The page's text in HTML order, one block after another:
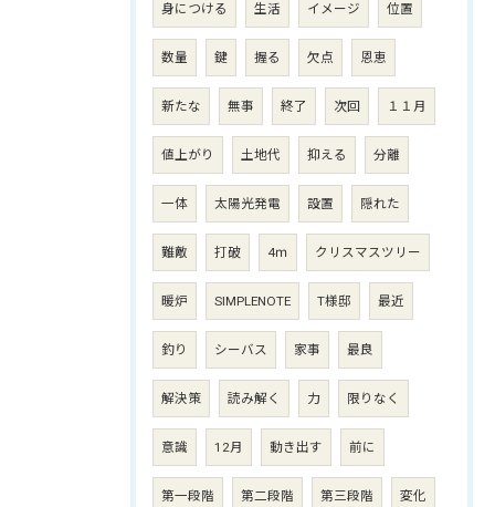
身につける 生活 イメージ 位置
数量 鍵 握る 欠点 恩恵
新たな 無事 終了 次回 １１月
値上がり 土地代 抑える 分離
一体 太陽光発電 設置 隠れた
難敵 打破 4ｍ クリスマスツリー
暖炉 SIMPLENOTE T様邸 最近
釣り シーバス 家事 最良
解決策 読み解く 力 限りなく
意識 12月 動き出す 前に
第一段階 第二段階 第三段階 変化